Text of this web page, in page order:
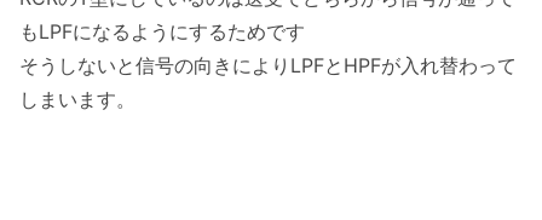
もLPFになるようにするためです
そうしないと信号の向きによりLPFとHPFが入れ替わって
しまいます。